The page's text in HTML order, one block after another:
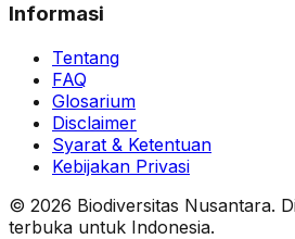
Informasi
Tentang
FAQ
Glosarium
Disclaimer
Syarat & Ketentuan
Kebijakan Privasi
© 2026 Biodiversitas Nusantara.
terbuka untuk Indonesia.